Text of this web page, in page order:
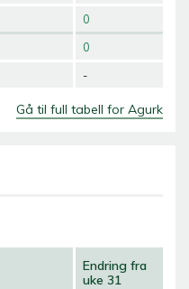
0
0
-
Gå til full tabell for Agurk
Endring fra
uke 31